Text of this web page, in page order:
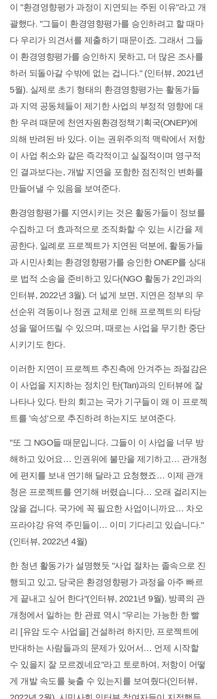
이 "환경영향평가 과정이 지연되는 주된 이유"라고 개
괄했다. "그들이 환경영향평가를 승인하려고 할 때마
다 우리가 의견서를 제출하기 때문이죠. 그래서 그들
이 환경영향평가를 승인하지 못하고, 더 많은 조사를
하러 되돌아갈 수밖에 없는 겁니다." (인터뷰, 2021년
5월). 실제로 초기 형태의 환경영향평가는 활동가들
과 지역 공동체들이 제기한 사업의 부정적 영향에 대
한 우려 때문에 천연자원환경정책기획국(ONEP)에
의해 반려된 바 있다. 이는 권위주의적 맥락에서 저항
이 사업 취소와 같은 즉각적이고 실질적이며 영구적
인 결과보다는, 개발 지연을 포함한 점진적인 변화를
만들어낼 수 있음을 보여준다.
환경영향평가를 지연시키는 것은 활동가들이 정보를
수집하고 더 효과적으로 조직화할 수 있는 시간을 제
공한다. 일례로 프로젝트가 지연된 덕분에, 활동가들
과 시민사회는 환경영향평가를 승인한 ONEP를 상대
로 법적 소송을 준비하고 있다(NGO 활동가 2인과의
인터뷰, 2022년 3월). 더 넓게 보면, 지연은 정부의 우
선순위 격동이나 정권 교체로 인해 프로젝트의 타당
성을 떨어뜨릴 수 있으며, 때로는 사업을 무기한 중단
시키기도 한다.
이러한 지연이 프로젝트 추진측에 안겨주는 좌절감은
이 사업을 지지하는 정치인 탄(Tan)과의 인터뷰에 잘
나타나 있다. 탄의 회고는 국가 기구들이 왜 이 프로젝
트를 '속성'으로 추진하려 하는지도 보여준다.
"또 그 NGO들 때문입니다. 그들이 이 사업을 너무 방
해하고 있어요… 인권위에 불만을 제기하고… 관개청
에 편지를 보내 연기해 달라고 요청했죠… 이제 관개
청은 프로젝트를 연기해 버렸습니다… 오래 걸리지는
않을 겁니다. 국가에 꼭 필요한 사업이니까요… 차오
프라야강 유역 주민들이… 이미 기다리고 있습니다."
(인터뷰, 2022년 4월)
한 청년 활동가가 설명했듯 "사업 절차는 졸속으로 진
행되고 있고, 당국은 환경영향평가 과정을 아주 빠르
게 끝내고 싶어 한다"(인터뷰, 2021년 9월). 방콕의 관
개청에서 일하는 한 관료 역시 "우리는 가능한 한 빨
리 [유암 도수 사업을] 건설하려 하지만, 프로젝트에
반대하는 사람들과의 문제가 있어서… 언제 시작할
수 있을지 잘 모르겠네요"라고 토로하여, 저항이 어떻
게 개발 속도를 늦출 수 있는지를 보여줬다(인터뷰,